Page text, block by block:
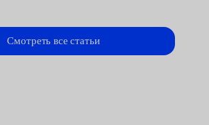
Смотреть все статьи